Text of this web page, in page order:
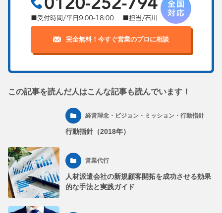
完全無料！今すぐ営業のプロに相談
この記事を読んだ人はこんな記事も読んでいます！
経営理念・ビジョン・ミッション・行動指針
行動指針（2018年）
営業代行
人材派遣会社の新規顧客開拓を成功させる効果
的な手法と実践ガイド